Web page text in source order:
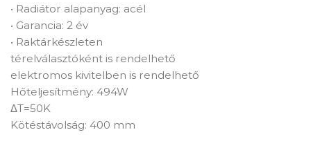
• Radiátor alapanyag: acél
• Garancia: 2 év
• Raktárkészleten
térelválasztóként is rendelhető
elektromos kivitelben is rendelhető
Hőteljesítmény: 494W
ΔT=50K
Kötéstávolság: 400 mm